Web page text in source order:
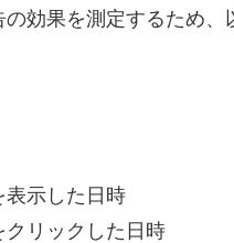
効果を測定するため
表示した日時
クリックした日時